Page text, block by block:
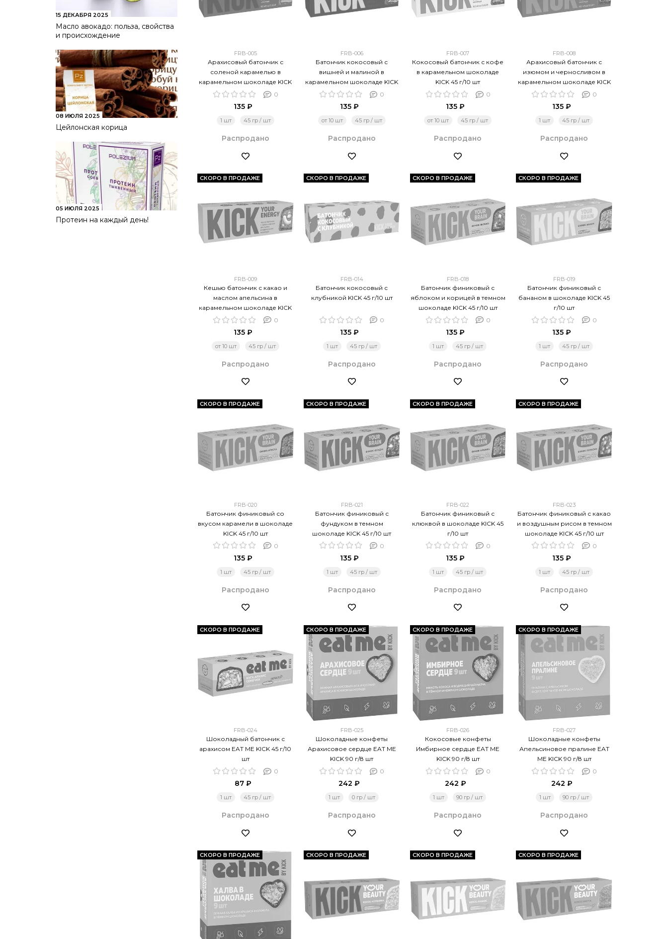
15 ДЕКАБРЯ 2025
Масло авокадо: польза, свойства
и происхождение
08 ИЮЛЯ 2025
Цейлонская корица
05 ИЮЛЯ 2025
Протеин на каждый день!
FRB-005
Арахисовый батончик с
соленой карамелью в
карамельном шоколаде KICK
45 г/10 шт
0
135 ₽
1 шт 45 гр / шт
Распродано
FRB-006
Батончик кокосовый с
вишней и малиной в
карамельном шоколаде KICK
45 г/10 шт
0
135 ₽
от 10 шт 45 гр / шт
Распродано
FRB-007
Кокосовый батончик с кофе
в карамельном шоколаде
KICK 45 г/10 шт
0
135 ₽
от 10 шт 45 гр / шт
Распродано
FRB-008
Арахисовый батончик с
изюмом и черносливом в
карамельном шоколаде KICK
45 г/10 шт
0
135 ₽
1 шт 45 гр / шт
Распродано
СКОРО В ПРОДАЖЕ
FRB-009
Кешью батончик с какао и
маслом апельсина в
карамельном шоколаде KICK
45 г/10 шт
0
135 ₽
от 10 шт 45 гр / шт
Распродано
СКОРО В ПРОДАЖЕ
FRB-014
Батончик кокосовый с
клубникой KICK 45 г/10 шт
0
135 ₽
1 шт 45 гр / шт
Распродано
СКОРО В ПРОДАЖЕ
FRB-018
Батончик финиковый с
яблоком и корицей в темном
шоколаде KICK 45 г/10 шт
0
135 ₽
1 шт 45 гр / шт
Распродано
СКОРО В ПРОДАЖЕ
FRB-019
Батончик финиковый с
бананом в шоколаде KICK 45
г/10 шт
0
135 ₽
1 шт 45 гр / шт
Распродано
СКОРО В ПРОДАЖЕ
FRB-020
Батончик финиковый со
вкусом карамели в шоколаде
KICK 45 г/10 шт
0
135 ₽
1 шт 45 гр / шт
Распродано
СКОРО В ПРОДАЖЕ
FRB-021
Батончик финиковый с
фундуком в темном
шоколаде KICK 45 г/10 шт
0
135 ₽
1 шт 45 гр / шт
Распродано
СКОРО В ПРОДАЖЕ
FRB-022
Батончик финиковый с
клюквой в шоколаде KICK 45
г/10 шт
0
135 ₽
1 шт 45 гр / шт
Распродано
СКОРО В ПРОДАЖЕ
FRB-023
Батончик финиковый с какао
и воздушным рисом в темном
шоколаде KICK 45 г/10 шт
0
135 ₽
1 шт 45 гр / шт
Распродано
СКОРО В ПРОДАЖЕ
FRB-024
Шоколадный батончик с
арахисом EAT ME KICK 45 г/10
шт
0
87 ₽
1 шт 45 гр / шт
Распродано
СКОРО В ПРОДАЖЕ
FRB-025
Шоколадные конфеты
Арахисовое сердце EAT ME
KICK 90 г/8 шт
0
242 ₽
1 шт 0 гр / шт
Распродано
СКОРО В ПРОДАЖЕ
FRB-026
Кокосовые конфеты
Имбирное сердце EAT ME
KICK 90 г/8 шт
0
242 ₽
1 шт 90 гр / шт
Распродано
СКОРО В ПРОДАЖЕ
FRB-027
Шоколадные конфеты
Апельсиновое пралине EAT
ME KICK 90 г/8 шт
0
242 ₽
1 шт 90 гр / шт
Распродано
СКОРО В ПРОДАЖЕ СКОРО В ПРОДАЖЕ СКОРО В ПРОДАЖЕ СКОРО В ПРОДАЖЕ